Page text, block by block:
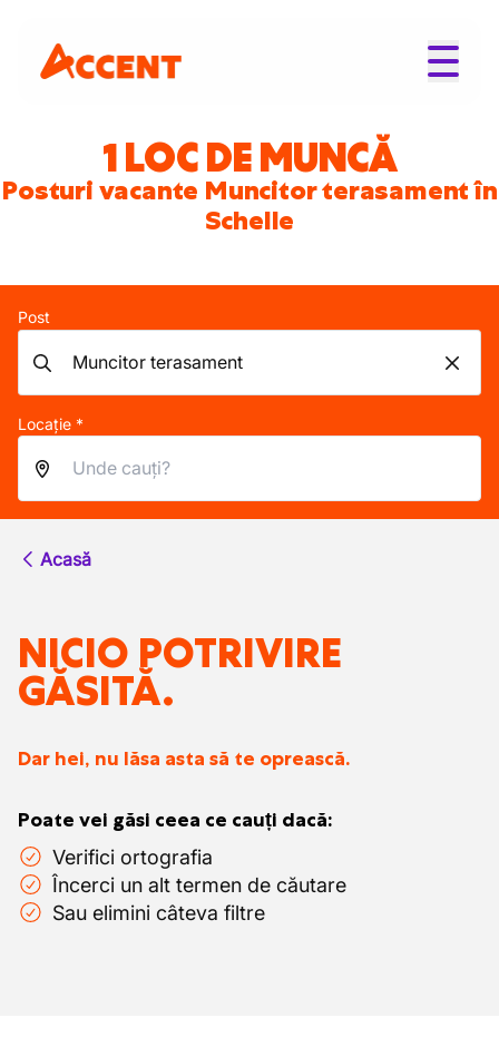
1 LOC DE MUNCĂ
Posturi vacante Muncitor terasament în
Schelle
Post
Locație *
Acasă
NICIO POTRIVIRE
GĂSITĂ.
Dar hei, nu lăsa asta să te oprească.
Poate vei găsi ceea ce cauți dacă:
Verifici ortografia
Încerci un alt termen de căutare
Sau elimini câteva filtre